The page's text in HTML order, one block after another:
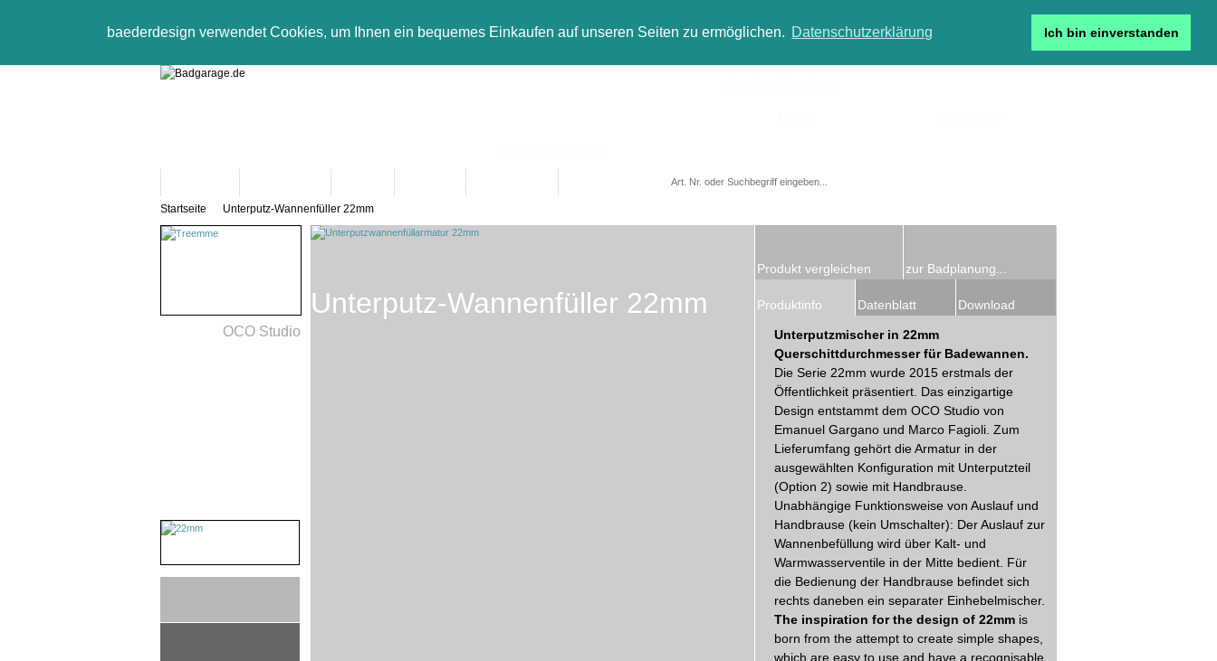
baederdesign verwendet Cookies, um Ihnen ein bequemes Einkaufen auf unseren Seiten zu ermöglichen. Datenschutzerklärung Ich bin einverstanden
Startseite Unterputz-Wannenfüller 22mm
OCO Studio
Unterputz-Wannenfüller 22mm
Produkt vergleichen zur Badplanung...
Produktinfo Datenblatt Download
Unterputzmischer in 22mm
Querschittdurchmesser für Badewannen.
Die Serie 22mm wurde 2015 erstmals der
Öffentlichkeit präsentiert. Das einzigartige
Design entstammt dem OCO Studio von
Emanuel Gargano und Marco Fagioli. Zum
Lieferumfang gehört die Armatur in der
ausgewählten Konfiguration mit Unterputzteil
(Option 2) sowie mit Handbrause.
Unabhängige Funktionsweise von Auslauf und
Handbrause (kein Umschalter): Der Auslauf zur
Wannenbefüllung wird über Kalt- und
Warmwasserventile in der Mitte bedient. Für
die Bedienung der Handbrause befindet sich
rechts daneben ein separater Einhebelmischer.
The inspiration for the design of 22mm is
born from the attempt to create simple shapes,
which are easy to use and have a recognisable